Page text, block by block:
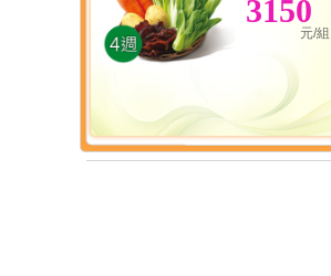
3150
元/組